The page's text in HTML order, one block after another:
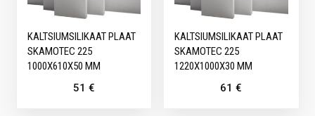
KALTSIUMSILIKAAT PLAAT
SKAMOTEC 225
1000X610X50 MM
51 €
KALTSIUMSILIKAAT PLAAT
SKAMOTEC 225
1220X1000X30 MM
61€